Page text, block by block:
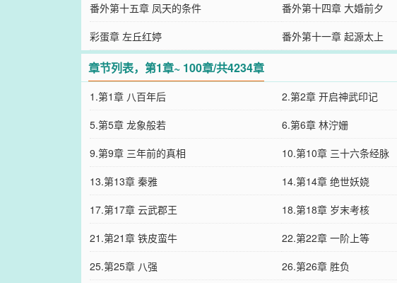
番外第十五章 凤天的条件
番外第十四章 大婚前夕
彩蛋章 左丘红婷
番外第十一章 起源太上
章节列表，第1章~ 100章/共4234章
1.第1章 八百年后 2.第2章 开启神武印记
5.第5章 龙象般若
6.第6章 林泞姗
9.第9章 三年前的真相
10.第10章 三十六条经脉
13.第13章 秦雅
14.第14章 绝世妖娆
17.第17章 云武郡王
18.第18章 岁末考核
21.第21章 铁皮蛮牛
22.第22章 一阶上等
25.第25章 八强
26.第26章 胜负